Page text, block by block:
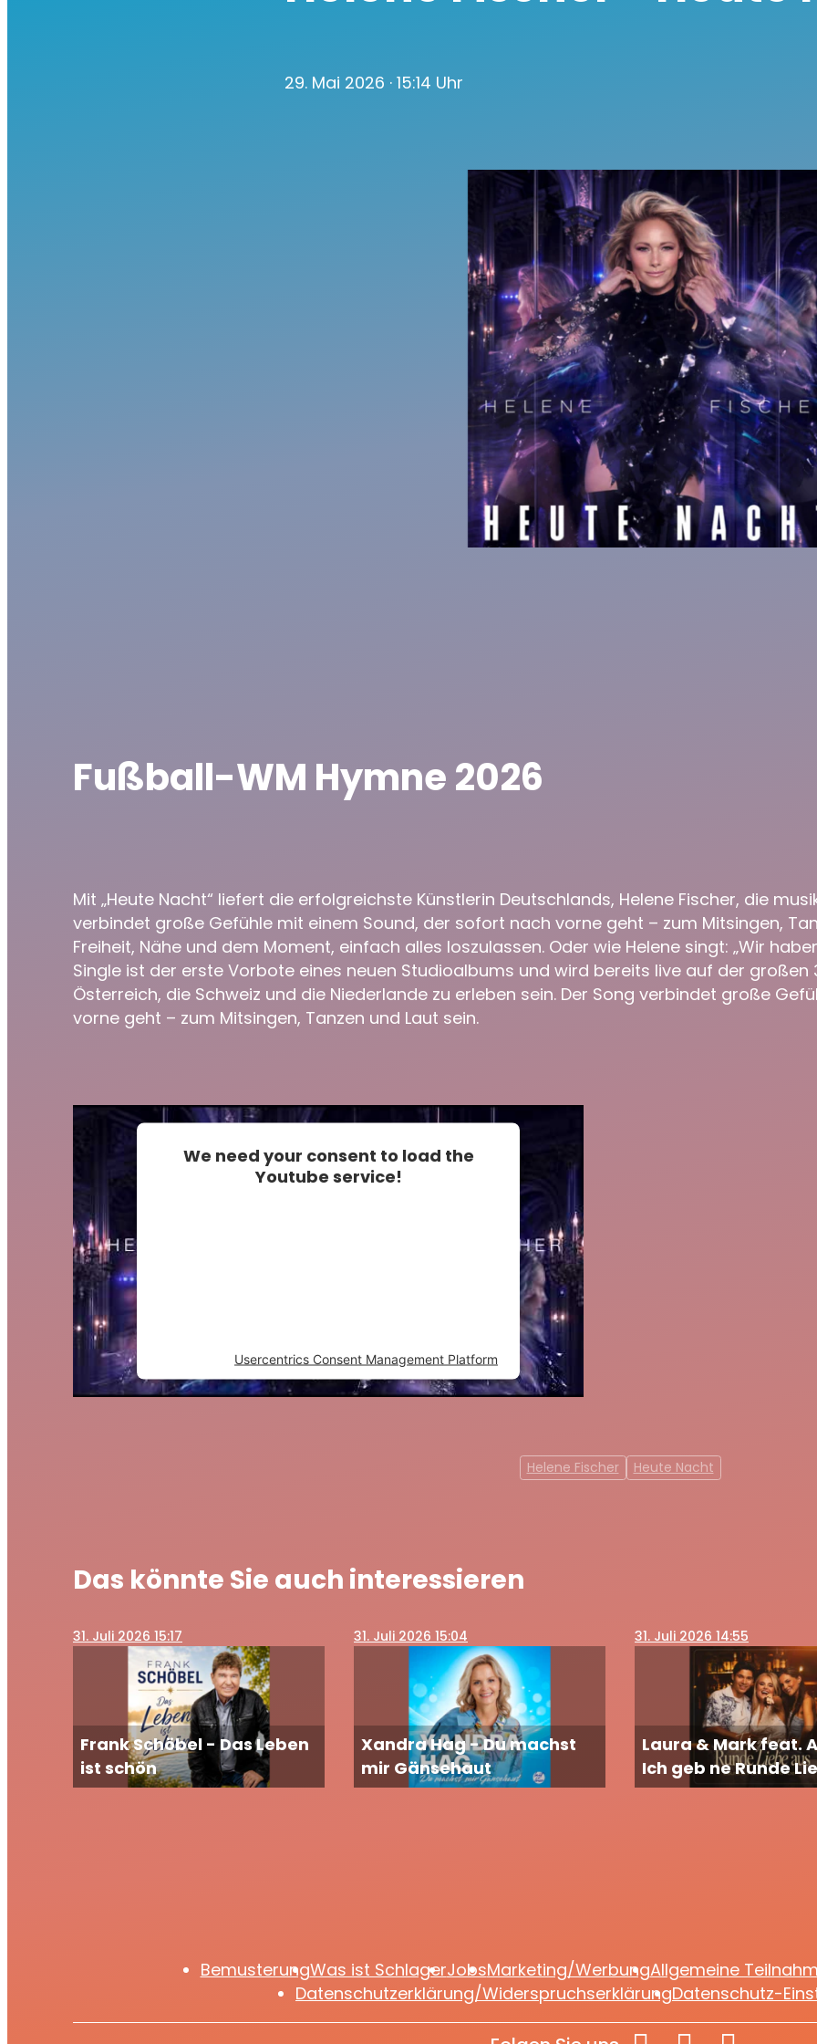
29. Mai 2026 · 15:14 Uhr
Fußball-WM Hymne 2026
Mit „Heute Nacht“ liefert die erfolgreichste Künstlerin Deutschlands, Helene Fischer, die
verbindet große Gefühle mit einem Sound, der sofort nach vorne geht – zum Mitsingen,
Freiheit, Nähe und dem Moment, einfach alles loszulassen. Oder wie Helene singt: „Wir
Single ist der erste Vorbote eines neuen Studioalbums und wird bereits live auf der
Österreich, die Schweiz und die Niederlande zu erleben sein. Der Song verbindet große
vorne geht – zum Mitsingen, Tanzen und Laut sein.
We need your consent to load the
Youtube service!
Usercentrics Consent Management Platform
Helene Fischer Heute Nacht
Das könnte Sie auch interessieren
31. Juli 2026 15:17
Frank Schöbel - Das Leben
ist schön
31. Juli 2026 15:04
Xandra Hag - Du machst
mir Gänsehaut
31. Juli 2026 14:55
Laura & Mark feat.
Ich geb ne Runde
BemusterungWas ist SchlagerJobsMarketing/WerbungAllgemeine
Datenschutzerklärung/WiderspruchserklärungDatenschutz-